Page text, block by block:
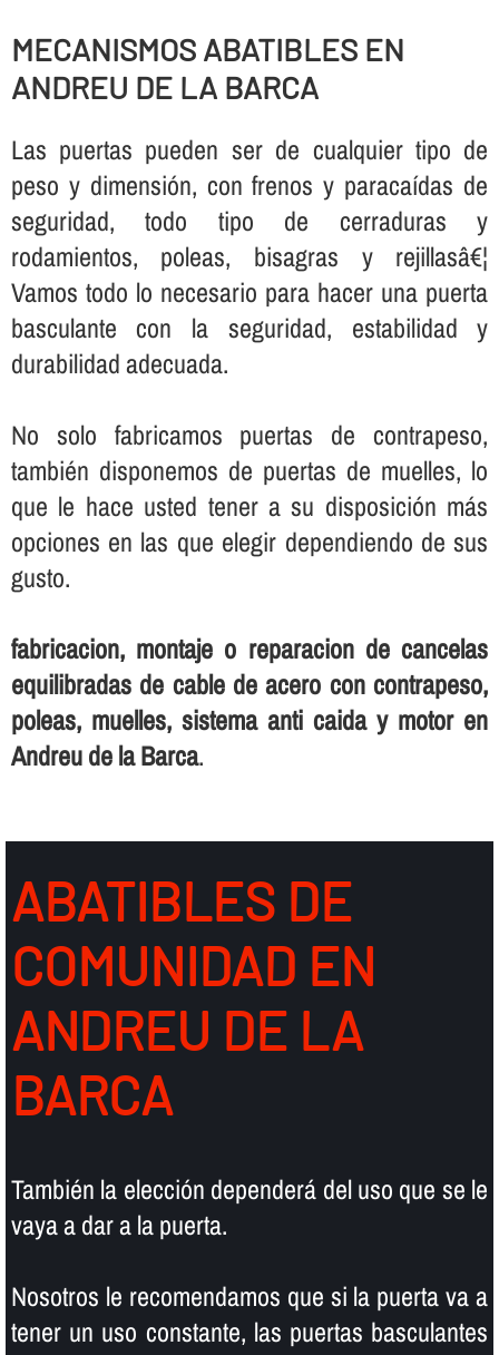
MECANISMOS ABATIBLES EN
ANDREU DE LA BARCA
Las puertas pueden ser de cualquier tipo de
peso y dimensión, con frenos y paracaí­das de
seguridad, todo tipo de cerraduras y
rodamientos, poleas, bisagras y rejillasâ€¦
Vamos todo lo necesario para hacer una puerta
basculante con la seguridad, estabilidad y
durabilidad adecuada.
No solo fabricamos puertas de contrapeso,
también disponemos de puertas de muelles, lo
que le hace usted tener a su disposición más
opciones en las que elegir dependiendo de sus
gusto.
fabricacion, montaje o reparacion de cancelas
equilibradas de cable de acero con contrapeso,
poleas, muelles, sistema anti caida y motor en
Andreu de la Barca.
ABATIBLES DE
COMUNIDAD EN
ANDREU DE LA
BARCA
También la elección dependerá del uso que se le
vaya a dar a la puerta.
Nosotros le recomendamos que si la puerta va a
tener un uso constante, las puertas basculantes